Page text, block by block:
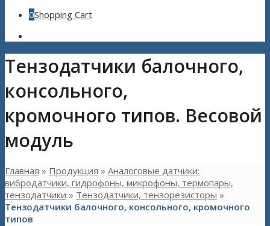
0Shopping Cart
Тензодатчики балочного,
консольного,
кромочного типов. Весовой
модуль
Главная » Продукция » Аналоговые датчики:
вибродатчики, гидрофоны, микрофоны, термопары,
тензодатчики » Тензодатчики, тензорезисторы »
Тензодатчики балочного, консольного, кромочного
типов